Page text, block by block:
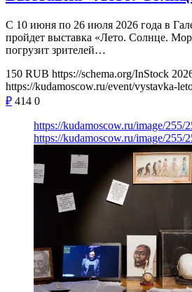
С 10 июня по 26 июля 2026 года в
пройдет выставка «Лето. Солнце.
погрузит зрителей…
150 RUB https://schema.org/InStock
https://kudamoscow.ru/event/vystavka-
₽ 414 0
https://kudamoscow.ru/image/255/
https://kudamoscow.ru/image/255/